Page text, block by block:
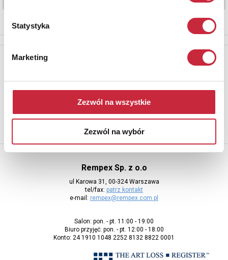
Statystyka
Marketing
Zezwól na wszystkie
Zezwól na wybór
Rempex Sp. z o.o
ul Karowa 31, 00-324 Warszawa
tel/fax: patrz kontakt
e-mail: rempex@rempex.com.pl
Salon: pon. - pt. 11:00 - 19:00
Biuro przyjęć: pon. - pt. 12:00 - 18:00
Konto: 24 1910 1048 2252 8132 8822 0001